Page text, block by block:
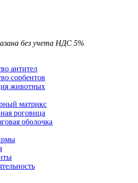
без учета НДС 5%
антител
сорбентов
животных
матрикс
роговица
оболочка